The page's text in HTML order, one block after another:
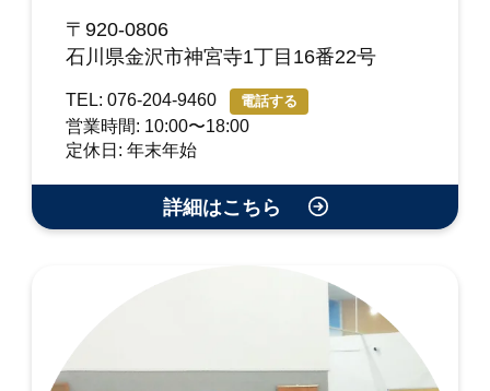
〒920-0806
石川県金沢市神宮寺1丁目16番22号
TEL: 076-204-9460 電話する
営業時間: 10:00〜18:00
定休日: 年末年始
詳細はこちら